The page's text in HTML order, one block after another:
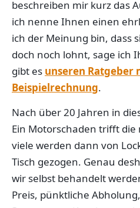
beschreiben mir kurz das
ich nenne Ihnen einen
ich der Meinung bin, dass
doch noch lohnt, sage ich
gibt es unseren Ratgeber
Beispielrechnung.
Nach über 20 Jahren in
Ein Motorschaden trifft
viele werden dann von
Tisch gezogen. Genau
wir selbst behandelt
Preis, pünktliche